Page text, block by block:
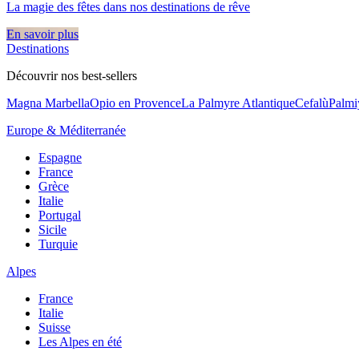
La magie des fêtes dans nos destinations de rêve​
En savoir plus
Destinations
Découvrir nos best-sellers
Magna MarbellaOpio en ProvenceLa Palmyre AtlantiqueCefalù
Europe & Méditerranée
Espagne
France
Grèce
Italie
Portugal
Sicile
Turquie
Alpes
France
Italie
Suisse
Les Alpes en été